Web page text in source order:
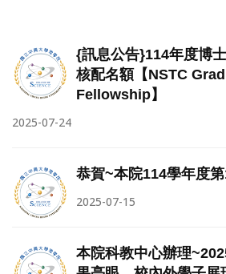
{訊息公告}114年度博
核配名額【NSTC
Fellowship】
2025-07-24
恭賀~本院114學年度
2025-07-15
本院科教中心辦理